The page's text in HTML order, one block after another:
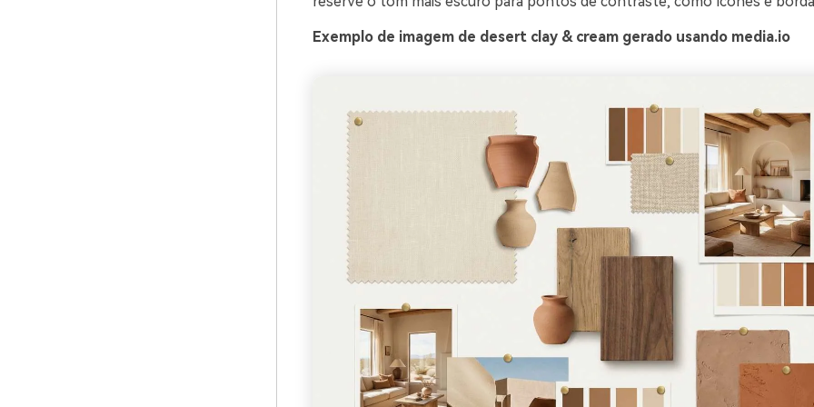
Exemplo de imagem de desert clay & cream gerado usando media.io